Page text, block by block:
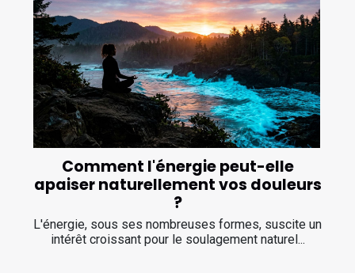
Comment l'énergie peut-elle
apaiser naturellement vos douleurs
?
L'énergie, sous ses nombreuses formes, suscite un
intérêt croissant pour le soulagement naturel...